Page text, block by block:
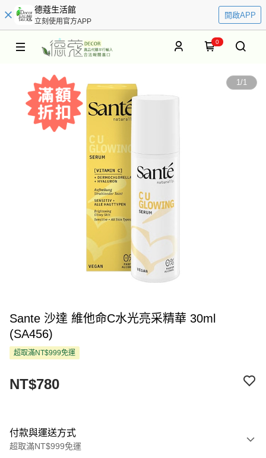
德蔻生活館
立刻使用官方APP
開啟APP
0
1/1
Sante 沙達 維他命C水光亮采精華 30ml
(SA456)
超取滿NT$999免運
NT$780
付款與運送方式
超取滿NT$999免運